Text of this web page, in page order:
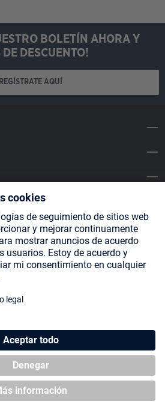
BOLETÍN AHORA Y
DESCUENTO!
REGÍSTRATE AQUÍ
Blog